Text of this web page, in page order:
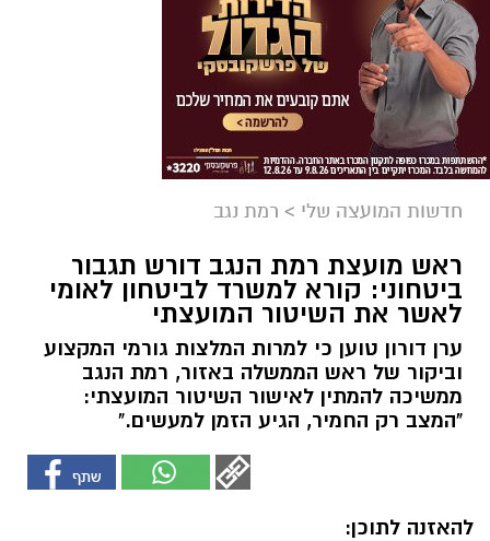
חדשות המועצה שלי > רמת נגב
ראש מועצת רמת הנגב דורש תגבור
ביטחוני: קורא למשרד לביטחון לאומי
לאשר את השיטור המועצתי
ערן דורון טוען כי למרות המלצות גורמי המקצוע
וביקור של ראש הממשלה באזור, רמת הנגב
ממשיכה להמתין לאישור השיטור המועצתי:
"המצב רק החמיר, הגיע הזמן למעשים."
להאזנה לתוכן: